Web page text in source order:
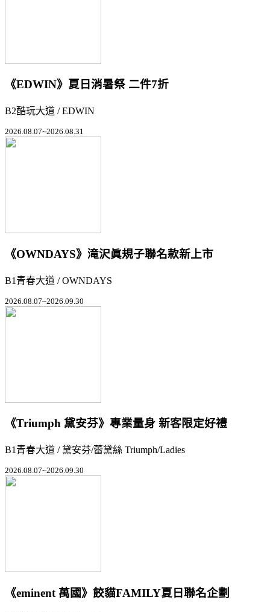
《EDWIN》夏日消暑祭 二件7折
B2酷玩大道 / EDWIN
2026.08.07~2026.08.31
《OWNDAYS》滝沢眞規子聯名款新上市
B1青春大道 / OWNDAYS
2026.08.07~2026.09.30
《Triumph 黛安芬》專業量身 新客限定好禮
B1青春大道 / 黛安芬/蕾黛絲 Triumph/Ladies
2026.08.07~2026.09.30
《eminent 萬國》餃貓FAMILY夏日聯名企劃